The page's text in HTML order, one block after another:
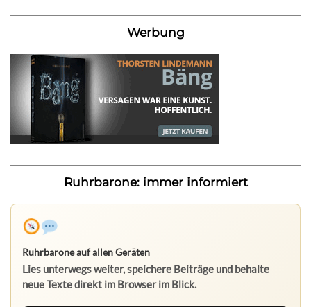
Werbung
Ruhrbarone: immer informiert
Ruhrbarone auf allen Geräten
Lies unterwegs weiter, speichere Beiträge und behalte
neue Texte direkt im Browser im Blick.